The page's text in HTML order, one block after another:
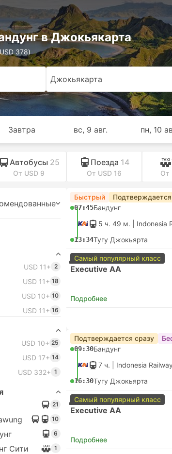
в Джокьякарта
378)
Джокьякарта
Завтра вс, 9 авг. пн, 10
Автобусы 25
От USD 9
Поезда 14
От USD 16 От
USD 11+ 2
USD 11+ 18
USD 10+ 10
USD 11+ 16
USD 10+ 25
USD 17+ 14
USD 332+ 1
21
10
6
Сити 1
Быстрый
07:45Бандунг
5 ч. 49 м. | Indonesia
13:34Тугу Джокьярта
Самый популярный класс
Executive AA
Подробнее
Подтверждается сразу
09:30Бандунг
7 ч. | Indonesia
16:30Тугу Джокьярта
Самый популярный класс
Executive AA
Подробнее